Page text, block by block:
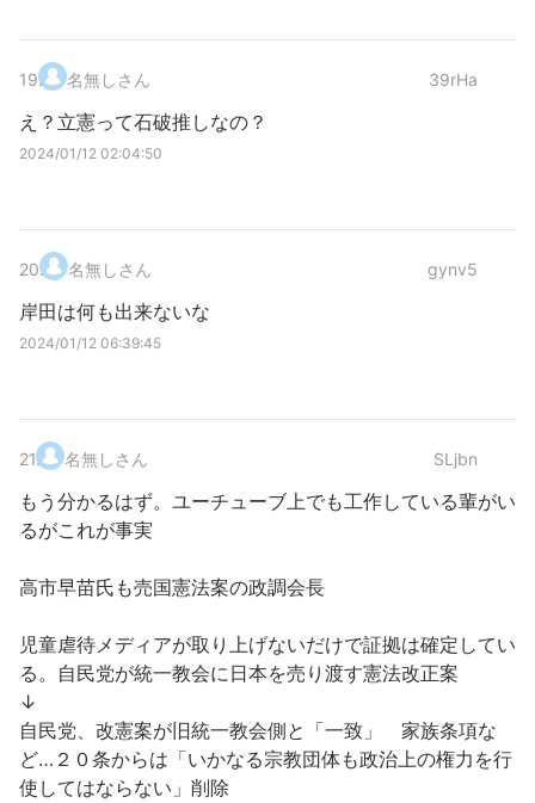
19. 名無しさん 39rHa
え？立憲って石破推しなの？
2024/01/12 02:04:50
20. 名無しさん gynv5
岸田は何も出来ないな
2024/01/12 06:39:45
21. 名無しさん SLjbn
もう分かるはず。ユーチューブ上でも工作している輩がい
るがこれが事実
高市早苗氏も売国憲法案の政調会長
児童虐待メディアが取り上げないだけで証拠は確定してい
る。自民党が統一教会に日本を売り渡す憲法改正案
↓
自民党、改憲案が旧統一教会側と「一致」 家族条項な
ど…２０条からは「いかなる宗教団体も政治上の権力を行
使してはならない」削除